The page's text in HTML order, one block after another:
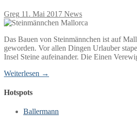
Greg 11. Mai 2017 News
Das Bauen von Steinmännchen ist auf
geworden. Vor allen Dingen Urlauber
Insel Steine aufeinander. Die Einen
Weiterlesen →
Hotspots
Ballermann